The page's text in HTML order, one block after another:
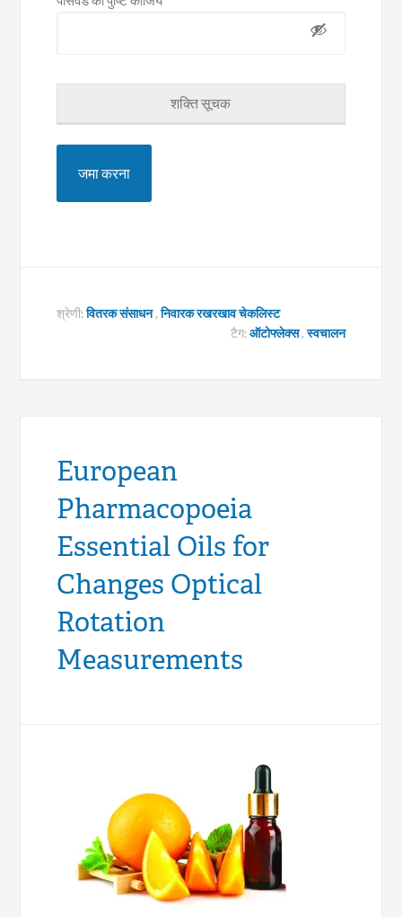
शक्ति सूचक
श्रेणी:वितरक संसाधन,निवारक रखरखाव चेकलिस्ट
टैग: ऑटोफ्लेक्स,स्वचालन
European
Pharmacopoeia
Essential Oils for
Changes Optical
Rotation
Measurements